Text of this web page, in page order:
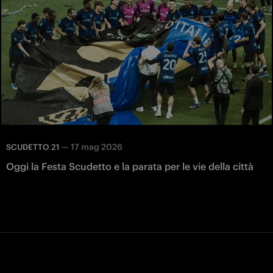
SCUDETTO 21 — 17 mag 2026
Oggi la Festa Scudetto e la parata per le vie della città